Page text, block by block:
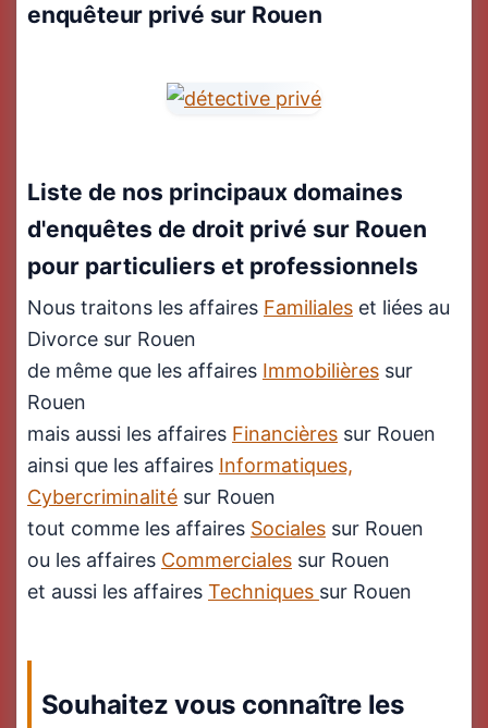
enquêteur privé sur Rouen
Liste de nos principaux domaines
d'enquêtes de droit privé sur Rouen
pour particuliers et professionnels
Nous traitons les affaires Familiales et liées au
Divorce sur Rouen
de même que les affaires Immobilières sur
Rouen
mais aussi les affaires Financières sur Rouen
ainsi que les affaires Informatiques,
Cybercriminalité sur Rouen
tout comme les affaires Sociales sur Rouen
ou les affaires Commerciales sur Rouen
et aussi les affaires Techniques sur Rouen
Souhaitez vous connaître les